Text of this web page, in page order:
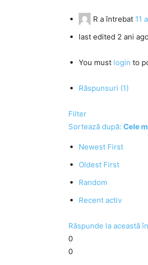
R a întrebat 11
last edited 2 ani ago
You must login to
Răspunsuri (1)
Filter
Sortează după: Cele
Newest First
Oldest First
Random
Recent activ
Răspunde la această
0
0